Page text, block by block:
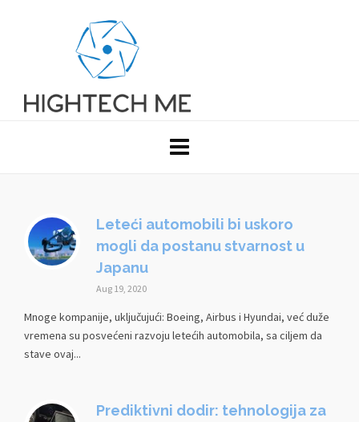
Leteći automobili bi uskoro
mogli da postanu stvarnost u
Japanu
Aug 19, 2020
Mnoge kompanije, uključujući: Boeing, Airbus i Hyundai, već duže
vremena su posvećeni razvoju letećih automobila, sa ciljem da
stave ovaj...
Prediktivni dodir: tehnologija za